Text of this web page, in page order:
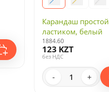
Карандаш
ластиком, белый
1884.60
123 KZT
без НДС
- +